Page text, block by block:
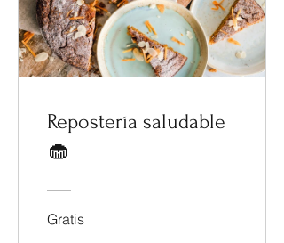
Repostería saludable
🧁
Gratis